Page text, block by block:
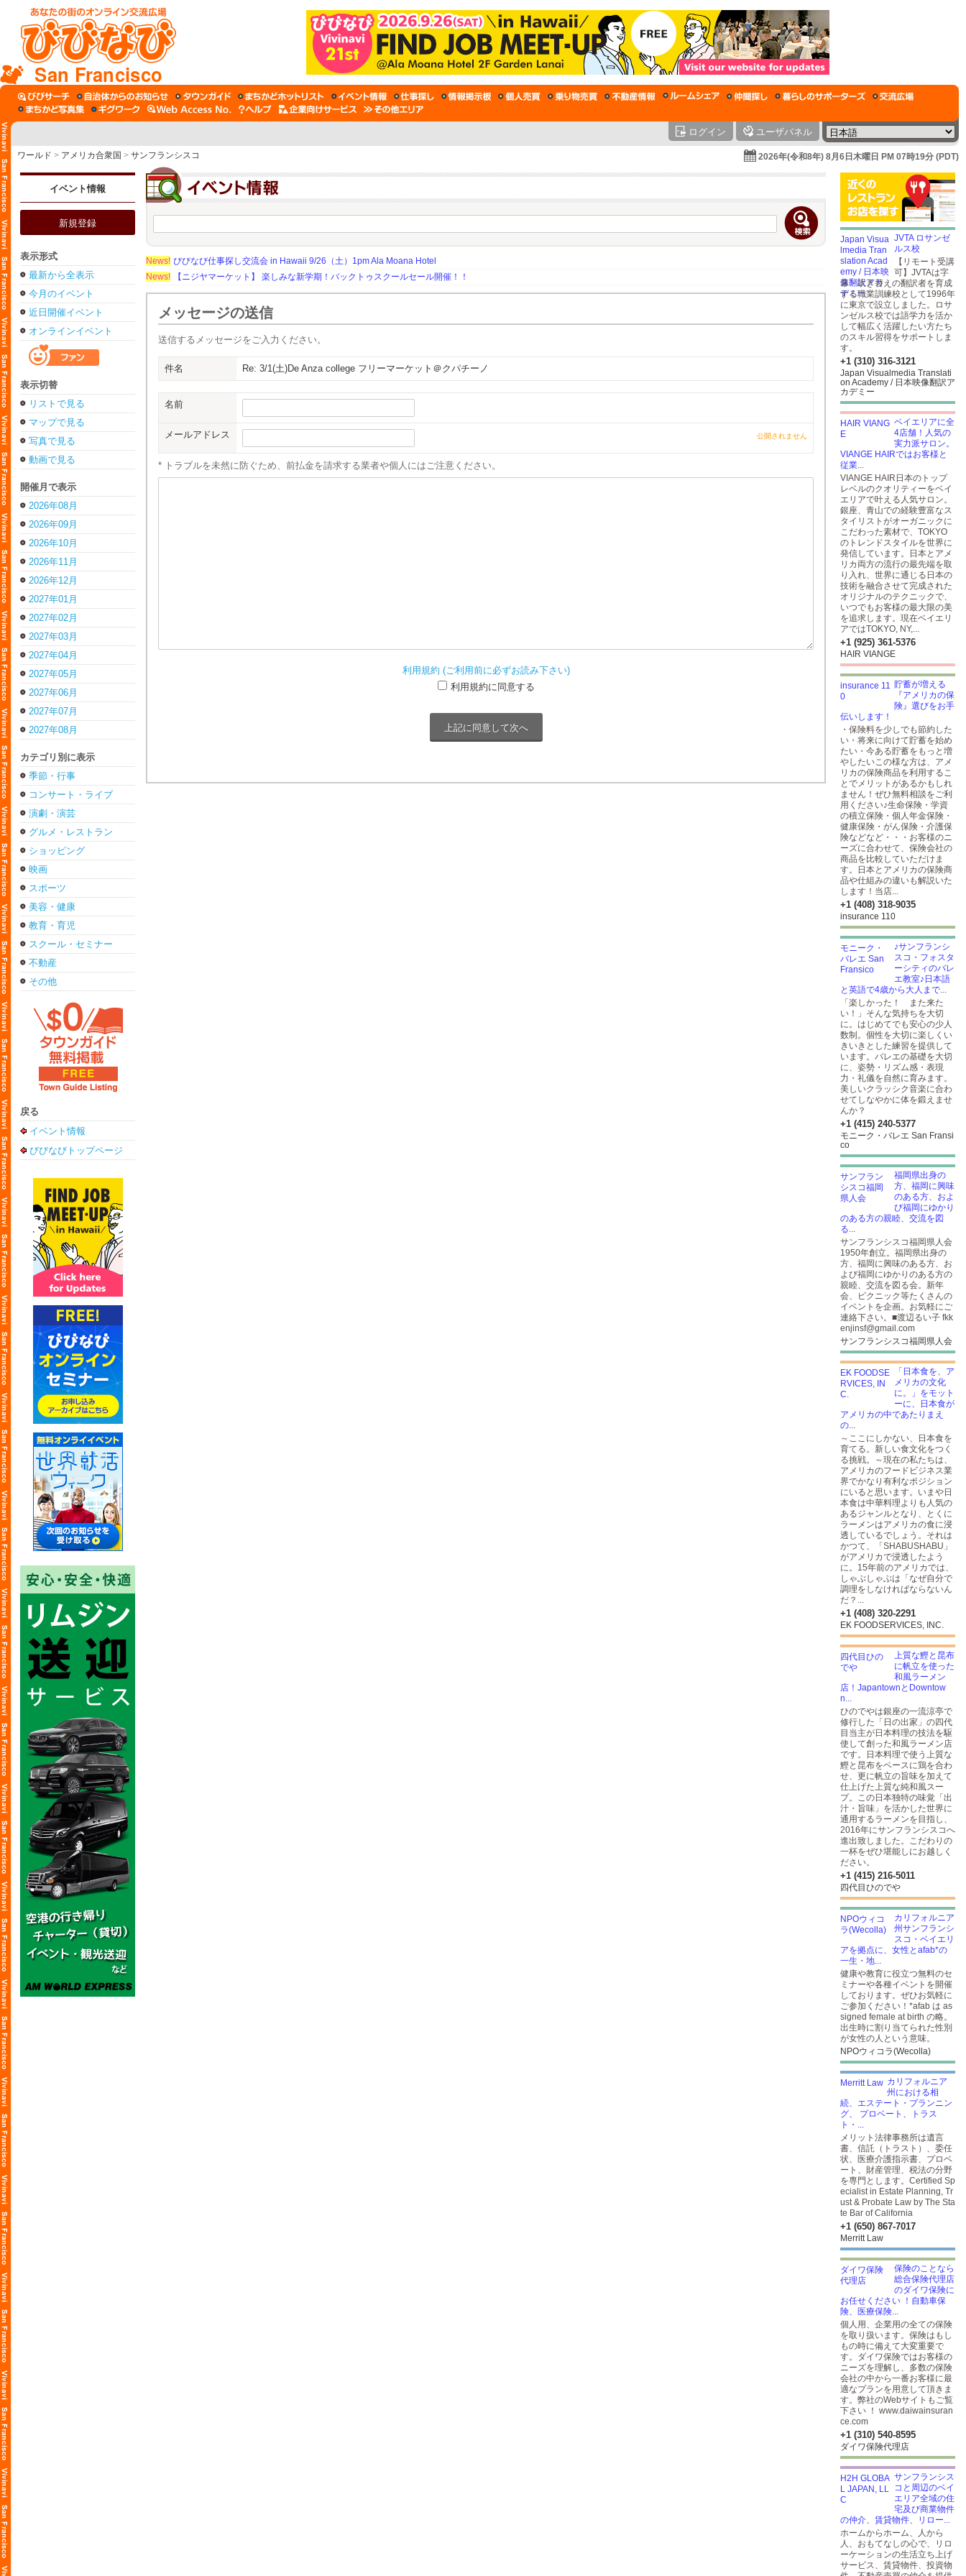
San Francisco
ログイン ユーザパネル
ワールド > アメリカ合衆国 > サンフランシスコ 2026年(令和8年) 8月6日木曜日 PM 07時19分 (PDT)
イベント情報
新規登録
表示形式
最新から全表示
今月のイベント
近日開催イベント
オンラインイベント
表示切替
リストで見る
マップで見る
写真で見る
動画で見る
開催月で表示
2026年08月
2026年09月
2026年10月
2026年11月
2026年12月
2027年01月
2027年02月
2027年03月
2027年04月
2027年05月
2027年06月
2027年07月
2027年08月
カテゴリ別に表示
季節・行事
コンサート・ライブ
演劇・演芸
グルメ・レストラン
ショッピング
映画
スポーツ
美容・健康
教育・育児
スクール・セミナー
不動産
その他
戻る
イベント情報
びびなびトップページ
News! びびなび仕事探し交流会 in Hawaii 9/26（土）1pm Ala Moana Hotel
News!
【ニジヤマーケット】 楽しみな新学期！バックトゥスクールセール開催！！
メッセージの送信
送信するメッセージをご入力ください。
件名 Re: 3/1(土)De Anza college フリーマーケット＠クパチーノ
名前
メールアドレス 公開されません
* トラブルを未然に防ぐため、前払金を請求する業者や個人にはご注意ください。
利用規約 (ご利用前に必ずお読み下さい)
利用規約に同意する
JVTA ロサンゼ
ルス校
【リモート受講
可】JVTAは字
幕・吹き替えの翻訳者を育成
する職業訓練校として1996年
に東京で設立しました。ロサ
ンゼルス校では語学力を活か
して幅広く活躍したい方たち
のスキル習得をサポートしま
す。
+1 (310) 316-3121
Japan Visualmedia Translati
on Academy / 日本映像翻訳ア
カデミー
ベイエリアに全
4店舗！人気の
実力派サロン。
VIANGE HAIRではお客様と
従業...
VIANGE HAIR日本のトップ
レベルのクオリティーをベイ
エリアで叶える人気サロン。
銀座、青山での経験豊富なス
タイリストがオーガニックに
こだわった素材で、TOKYO
のトレンドスタイルを世界に
発信しています。日本とアメ
リカ両方の流行の最先端を取
り入れ、世界に通じる日本の
技術を融合させて完成された
オリジナルのテクニックで、
いつでもお客様の最大限の美
を追求します。現在ベイエリ
アではTOKYO, NY,...
+1 (925) 361-5376
HAIR VIANGE
貯蓄が増える
『アメリカの保
険』選びをお手
伝いします！
・保険料を少しでも節約した
い・将来に向けて貯蓄を始め
たい・今ある貯蓄をもっと増
やしたいこの様な方は、アメ
リカの保険商品を利用するこ
とでメリットがあるかもしれ
ません！ぜひ無料相談をご利
用ください♪生命保険・学資
の積立保険・個人年金保険・
健康保険・がん保険・介護保
険などなど・・・お客様のニ
ーズに合わせて、保険会社の
商品を比較していただけま
す。日本とアメリカの保険商
品や仕組みの違いも解説いた
します！当店...
+1 (408) 318-9035
insurance 110
♪サンフランシ
スコ・フォスタ
ーシティのバレ
エ教室♪日本語
と英語で4歳から大人まで...
「楽しかった！ また来た
い！」そんな気持ちを大切
に。はじめてでも安心の少人
数制。個性を大切に楽しくい
きいきとした練習を提供して
います。バレエの基礎を大切
に、姿勢・リズム感・表現
力・礼儀を自然に育みます。
美しいクラッシク音楽に合わ
せてしなやかに体を鍛えませ
んか？
+1 (415) 240-5377
モニーク・バレエ San Fransi
co
福岡県出身の
方、福岡に興味
のある方、およ
び福岡にゆかり
のある方の親睦、交流を図
る...
サンフランシスコ福岡県人会
1950年創立。福岡県出身の
方、福岡に興味のある方、お
よび福岡にゆかりのある方の
親睦、交流を図る会。新年
会、ピクニック等たくさんの
イベントを企画。お気軽にご
連絡下さい。■渡辺るい子 fkk
enjinsf@gmail.com
サンフランシスコ福岡県人会
「日本食を、ア
メリカの文化
に。」をモット
ーに、日本食が
アメリカの中であたりまえ
の...
～ここにしかない、日本食を
育てる。新しい食文化をつく
る挑戦。～現在の私たちは、
アメリカのフードビジネス業
界でかなり有利なポジション
にいると思います。いまや日
本食は中華料理よりも人気の
あるジャンルとなり、とくに
ラーメンはアメリカの食に浸
透しているでしょう。それは
かつて、「SHABUSHABU」
がアメリカで浸透したよう
に。15年前のアメリカでは、
しゃぶしゃぶは「なぜ自分で
調理をしなければならないん
だ？...
+1 (408) 320-2291
EK FOODSERVICES, INC.
上質な鰹と昆布
に帆立を使った
和風ラーメン
店！JapantownとDowntow
n...
ひのでやは銀座の一流涼亭で
修行した「日の出家」の四代
目当主が日本料理の技法を駆
使して創った和風ラーメン店
です。日本料理で使う上質な
鰹と昆布をベースに鶏を合わ
せ、更に帆立の旨味を加えて
仕上げた上質な純和風スー
プ。この日本独特の味覚「出
汁・旨味」を活かした世界に
通用するラーメンを目指し、
2016年にサンフランシスコへ
進出致しました。こだわりの
一杯をぜひ堪能しにお越しく
ださい。
+1 (415) 216-5011
四代目ひのでや
カリフォルニア
州サンフランシ
スコ・ベイエリ
アを拠点に、女性とafab*の
一生・地...
健康や教育に役立つ無料のセ
ミナーや各種イベントを開催
しております。ぜひお気軽に
ご参加ください！*afab は as
signed female at birth の略。
出生時に割り当てられた性別
が女性の人という意味。
NPOウィコラ(Wecolla)
カリフォルニア
州における相
続、エステート・プランニン
グ、 プロベート、トラス
ト・...
メリット法律事務所は遺言
書、信託（トラスト）、委任
状、医療介護指示書、プロベ
ート、財産管理、税法の分野
を専門とします。Certified Sp
ecialist in Estate Planning, Tr
ust & Probate Law by The Sta
te Bar of California
+1 (650) 867-7017
Merritt Law
保険のことなら
総合保険代理店
のダイワ保険に
お任せください ！自動車保
険、医療保険...
個人用、企業用の全ての保険
を取り扱います。保険はもし
もの時に備えて大変重要で
す。ダイワ保険ではお客様の
ニーズを理解し、多数の保険
会社の中から一番お客様に最
適なプランを用意して頂きま
す。弊社のWebサイトもご覧
下さい ！ www.daiwainsuran
ce.com
+1 (310) 540-8595
ダイワ保険代理店
サンフランシス
コと周辺のベイ
エリア全域の住
宅及び商業物件
の仲介、賃貸物件、リロー...
ホームからホーム、人から
人、おもてなしの心で、リロ
ーケーションの生活立ち上げ
サービス、賃貸物件、投資物